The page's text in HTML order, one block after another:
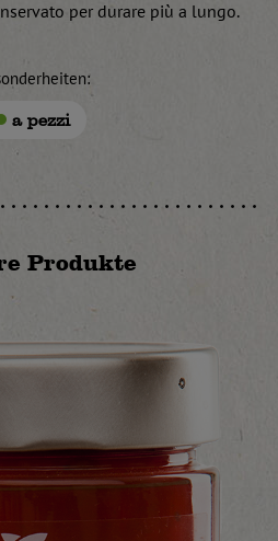
per durare più a lungo.
a pezzi
Produkte